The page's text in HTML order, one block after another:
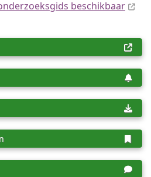
beschikbaar